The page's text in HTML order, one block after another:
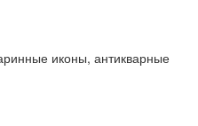
иконы, антикварные